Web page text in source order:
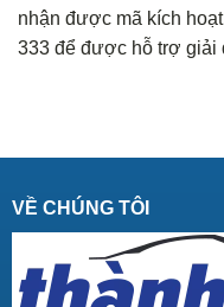
nhận được mã kích
333 để được hỗ trợ giải
VỀ CHÚNG TÔI